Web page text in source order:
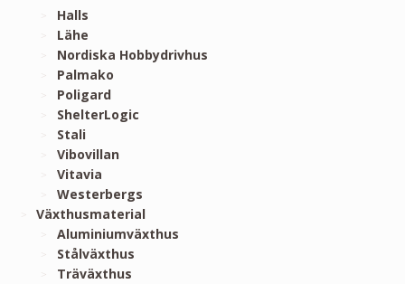
Halls
Lähe
Nordiska Hobbydrivhus
Palmako
Poligard
ShelterLogic
Stali
Vibovillan
Vitavia
Westerbergs
Växthusmaterial
Aluminiumväxthus
Stålväxthus
Träväxthus